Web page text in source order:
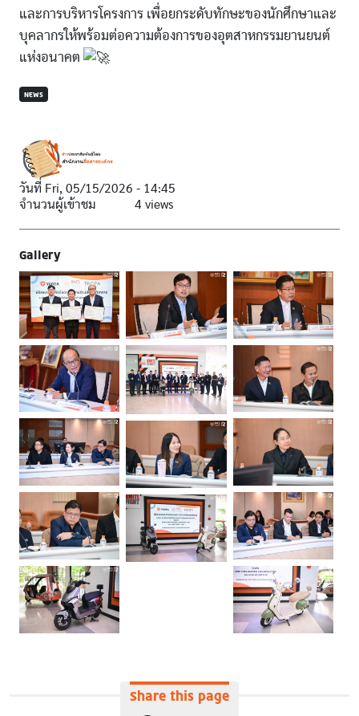
และการบริหารโครงการ เพื่อยกระดับทักษะของนักศึกษาและ
บุคลากรให้พร้อมต่อความต้องการของอุตสาหกรรมยานยนต์
แห่งอนาคต
NEWS
วันที่ Fri, 05/15/2026 - 14:45
จำนวนผู้เข้าชม
4 views
Gallery
Share this page